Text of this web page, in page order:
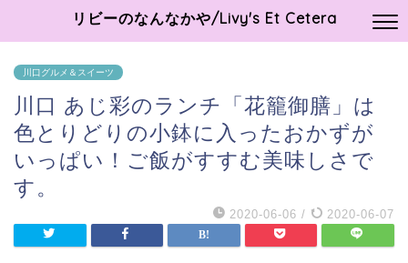
リビーのなんなかや/Livy's Et Cetera
川口グルメ＆スイーツ
川口 あじ彩のランチ「花籠御膳」は
色とりどりの小鉢に入ったおかずが
いっぱい！ご飯がすすむ美味しさで
す。
2020-06-06 / 2020-06-07